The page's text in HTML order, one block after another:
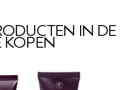
IN DE
KOPEN